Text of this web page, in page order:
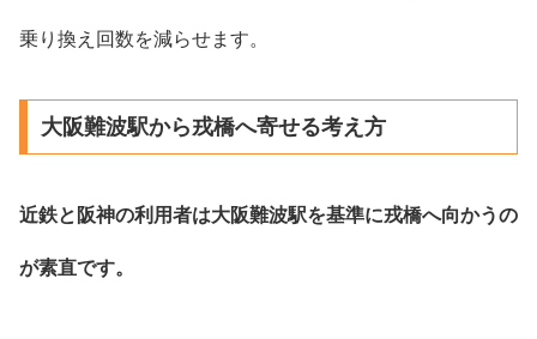
乗り換え回数を減らせます。
大阪難波駅から戎橋へ寄せる考え方
近鉄と阪神の利用者は大阪難波駅を基準に戎橋へ向かうの
が素直です。